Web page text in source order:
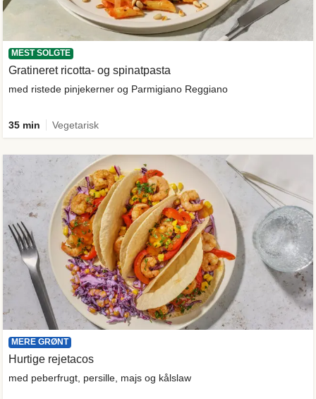
MEST SOLGTE
Gratineret ricotta- og spinatpasta
med ristede pinjekerner og Parmigiano Reggiano
35 min Vegetarisk
MERE GRØNT
Hurtige rejetacos
med peberfrugt, persille, majs og kålslaw